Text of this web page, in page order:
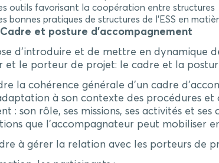
outils favorisant la coopération entre structures
bonnes pratiques de structures de l’ESS en
et posture d’accompagnement
d’introduire et de mettre en dynamique
et le porteur de projet: le cadre et la
la cohérence générale d’un cadre
à son contexte des procédures
: son rôle, ses missions, ses activités et
que l’accompagnateur peut mobiliser
à gérer la relation avec les porteurs de